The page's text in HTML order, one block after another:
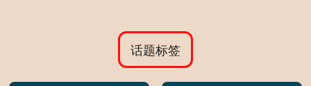
话题标签